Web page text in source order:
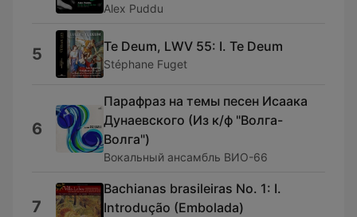
Alex Puddu
5 Te Deum, LWV 55: I. Te Deum
Stéphane Fuget
6
Парафраз на темы песен Исаака
Дунаевского (Из к/ф "Волга-
Волга")
Вокальный ансамбль ВИО-66
7
Bachianas brasileiras No. 1: I.
Introdução (Embolada)